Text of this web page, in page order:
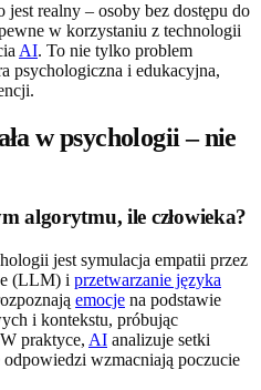
realny – osoby bez dostępu do
w korzystaniu z technologii
AI. To nie tylko problem
psychologiczna i edukacyjna,
w psychologii – nie
algorytmu, ile człowieka?
jest symulacja empatii przez
(LLM) i przetwarzanie języka
emocje na podstawie
i kontekstu, próbując
praktyce, AI analizuje setki
wzmacniają poczucie